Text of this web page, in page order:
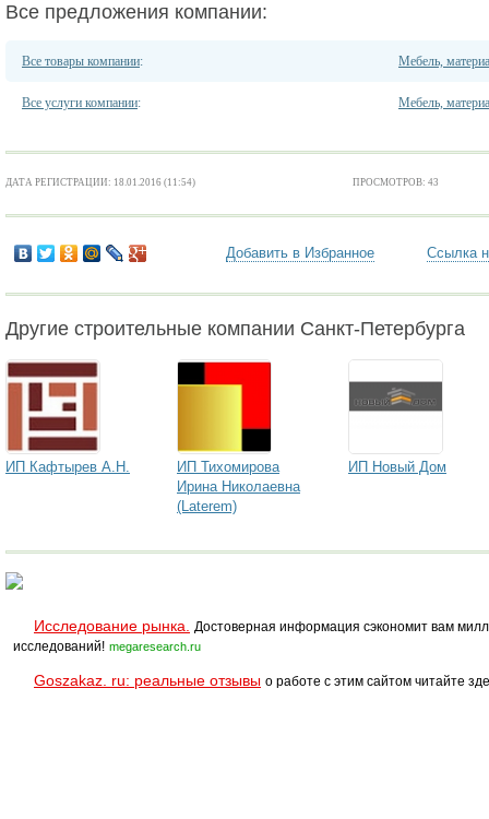
Все предложения компании:
Все товары компании: Мебель,
Все услуги компании: Мебель,
ДАТА РЕГИСТРАЦИИ: 18.01.2016 (11:54) ПРОСМОТРОВ: 43
Добавить в Избранное Ссылка
Другие строительные компании Санкт-Петербурга
ИП Кафтырев А.Н.
ИП Тихомирова
Ирина Николаевна
(Laterem)
ИП Новый Дом
Исследование рынка.
Достоверная информация сэкономит вам
исследований! megaresearch.ru
Goszakaz. ru: реальные отзывы о работе с этим сайтом читайте